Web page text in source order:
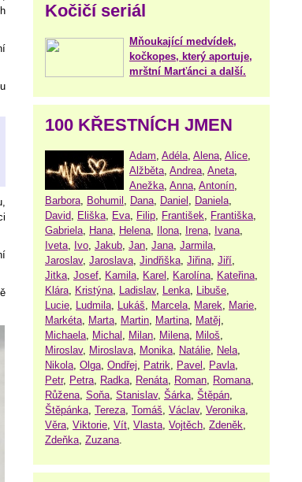
Kočičí seriál
Mňoukající medvídek,
kočkopes, který aportuje,
mrštní Marťánci a další.
100 KŘESTNÍCH JMEN
Adam Adéla Alena Alice
Alžběta Andrea Aneta
Anežka Anna Antonín
Barbora Bohumil Dana Daniel Daniela
David Eliška Eva Filip František Františka
Gabriela Hana Helena Ilona Irena Ivana
Iveta Ivo Jakub Jan Jana Jarmila
Jaroslav, Jaroslava Jindřiška Jiřina Jiří
Jitka Josef Kamila Karel Karolína Kateřina
Klára Kristýna Ladislav, Lenka Libuše
Lucie Ludmila Lukáš Marcela Marek Marie
Markéta Marta Martin Martina Matěj
Michaela Michal Milan Milena Miloš
Miroslav, Miroslava Monika Natálie Nela
Nikola Olga Ondřej Patrik Pavel Pavla
Petr, Petra Radka Renáta Roman Romana
Růžena Soňa Stanislav, Šárka Štěpán
Štěpánka Tereza Tomáš Václav, Veronika
Věra Viktorie Vít Vlasta Vojtěch Zdeněk
Zdeňka Zuzana